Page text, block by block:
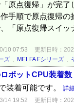
原点復帰」が完
手順で原点復帰
「原点復帰スイ
10 07:53 更新日時：
ズ, MELFA Fシリーズ,
ボットCPU装着数
装着可能です。 詳
14 19:52 更新日時：